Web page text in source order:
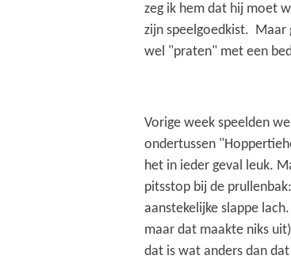
zeg ik hem dat hij moet
zijn speelgoedkist. Maar
wel "praten" met een
Vorige week speelden
ondertussen
het in ieder geval leuk.
pitsstop bij de
aanstekelijke slappe
maar dat maakte niks
dat is wat anders dan